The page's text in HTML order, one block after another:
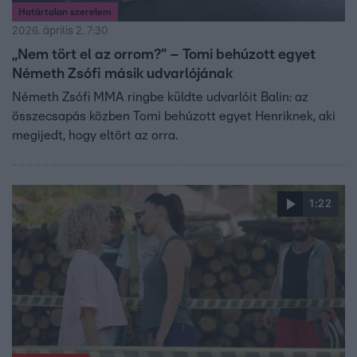
Határtalan szerelem
2026. április 2. 7:30
„Nem tört el az orrom?” – Tomi behúzott egyet
Németh Zsófi másik udvarlójának
Németh Zsófi MMA ringbe küldte udvarlóit Balin: az
összecsapás közben Tomi behúzott egyet Henriknek, aki
megijedt, hogy eltört az orra.
1:22